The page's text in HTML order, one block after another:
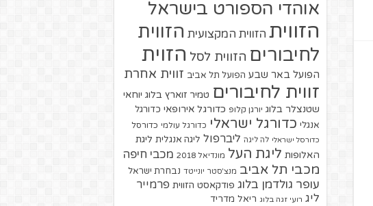
אוהדי הספורט בישראל
הזווית הזווית המקצועית הזווית
לחיבורים הזווית לסל הזוית
הפועל באר שבע הפועל תל אביב זווית אחרת
זווית לחיבורים טמיר זוארץ בלוג יוחאי
שטנצלר בלוג יורגן קלופ כדורגל אירופאי כדורגל
אנגלי כדורגל ישראלי כדורגל עולמי כדורסל
כדורסל ישראלי לה ליגה ליברפול ליגה אנגלית ליגת
האלופות ליגת העל מונדיאל 2018 מכבי חיפה
מכבי תל אביב מנצ'סטר יונייטד נבחרת ישראל
עופר גולדמן בלוג פודקאסט הזווית פרמייר
ליג רועי זגה בלוג ריאל מדריד